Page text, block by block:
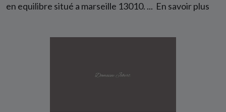
en equilibre situé a marseille 13010. ... En savoir plus